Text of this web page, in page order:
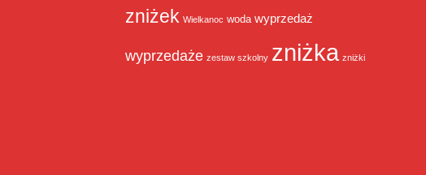
zniżek Wielkanoc woda wyprzedaż
wyprzedaże zestaw szkolny zniżka zniżki